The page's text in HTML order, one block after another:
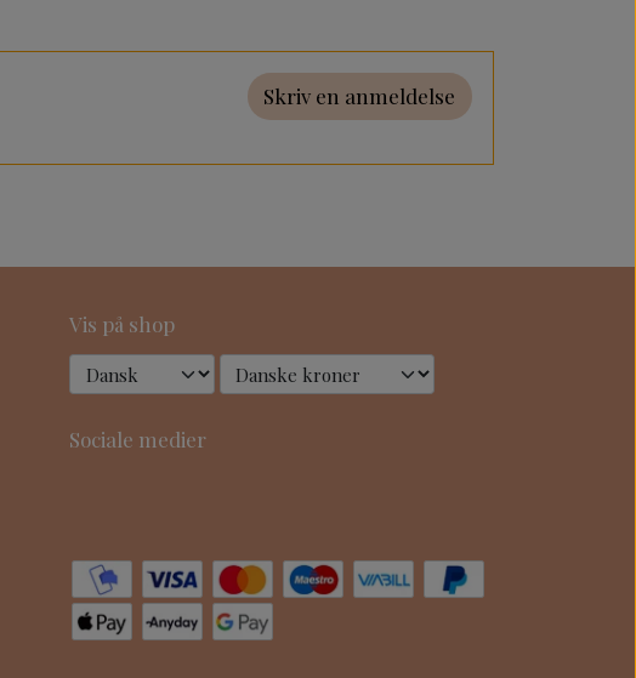
Skriv en anmeldelse
Vis på shop
Sociale medier